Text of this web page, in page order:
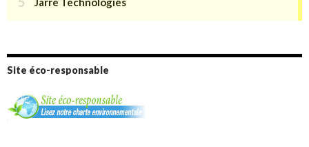
Site éco-responsable